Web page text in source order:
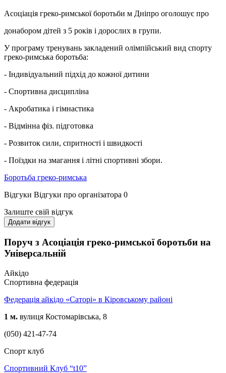
Асоціація греко-римської боротьби м Дніпро оголошує про
донабором дітей з 5 років і дорослих в групи.
У програму тренувань закладений олімпійський вид спорту
греко-римська боротьба:
- Індивідуальний підхід до кожної дитини
- Спортивна дисципліна
- Акробатика і гімнастика
- Відмінна фіз. підготовка
- Розвиток сили, спритності і швидкості
- Поїздки на змагання і літні спортивні збори.
Боротьба греко-римська
Відгуки Відгуки про організатора 0
Залиште свій відгук
Додати відгук
Поруч з Асоціація греко-римської боротьби на
Універсальній
Айкідо
Спортивна федерація
Федерація айкідо «Саторі» в Кіровському районі
1 м. вулиця Костомарівська, 8
(050) 421-47-74
Спорт клуб
Спортивний Клуб “t10”